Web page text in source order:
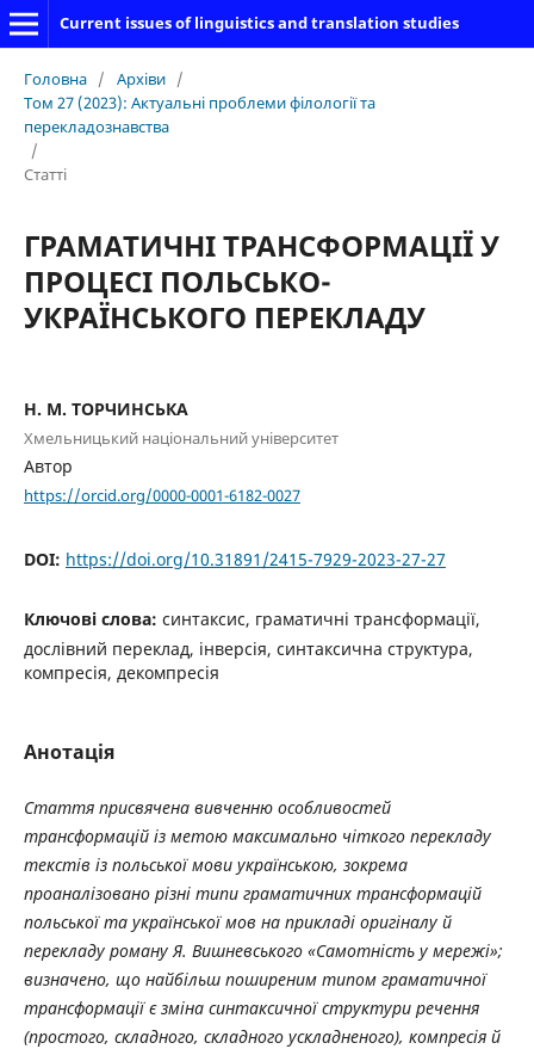
Current issues of linguistics and translation studies
Головна / Архіви /
Том 27 (2023): Актуальні проблеми філології та
перекладознавства
/
Статті
ГРАМАТИЧНІ ТРАНСФОРМАЦІЇ У
ПРОЦЕСІ ПОЛЬСЬКО-
УКРАЇНСЬКОГО ПЕРЕКЛАДУ
Н. М. ТОРЧИНСЬКА
Хмельницький національний університет
Автор
https://orcid.org/0000-0001-6182-0027
DOI: https://doi.org/10.31891/2415-7929-2023-27-27
Ключові слова: синтаксис, граматичні трансформації,
дослівний переклад, інверсія, синтаксична структура,
компресія, декомпресія
Анотація
Стаття присвячена вивченню особливостей
трансформацій із метою максимально чіткого перекладу
текстів із польської мови українською, зокрема
проаналізовано різні типи граматичних трансформацій
польської та української мов на прикладі оригіналу й
перекладу роману Я. Вишневського «Самотність у мережі»;
визначено, що найбільш поширеним типом граматичної
трансформації є зміна синтаксичної структури речення
(простого, складного, складного ускладненого), компресія й